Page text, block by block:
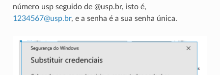
número usp seguido de @usp.br, isto é,
1234567@usp.br, e a senha é a sua senha única.